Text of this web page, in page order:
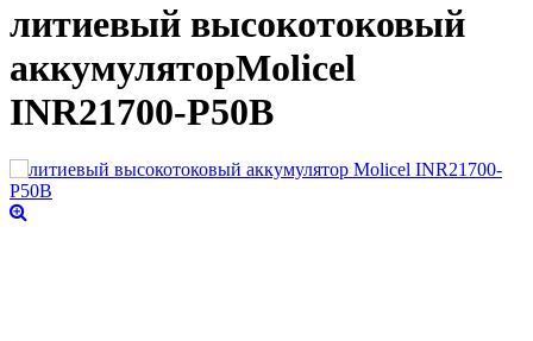
литиевый высокотоковый
аккумуляторMolicel
INR21700-P50B